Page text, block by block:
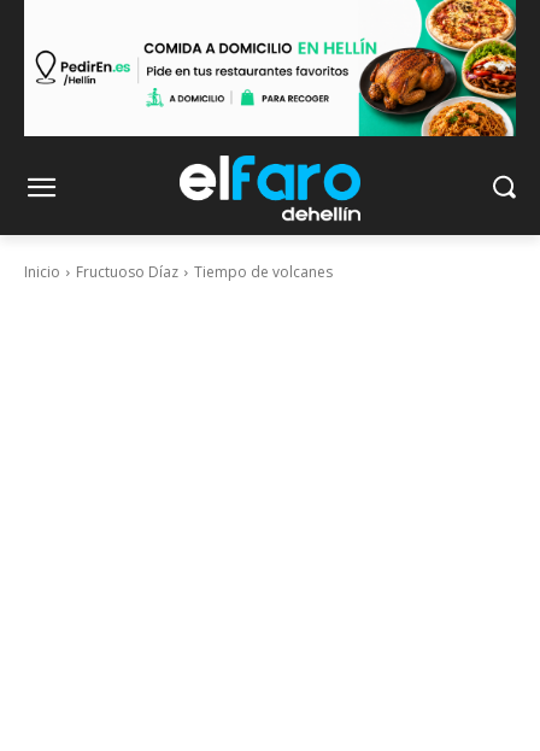
Inicio Fructuoso Díaz Tiempo de volcanes